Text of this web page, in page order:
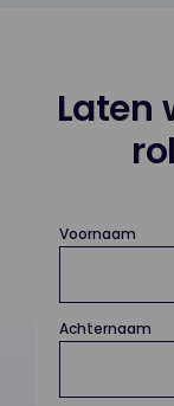
Laten
Voornaam
Achternaam